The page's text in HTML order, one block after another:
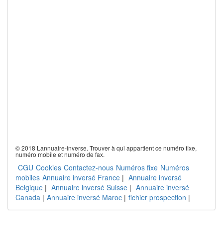
© 2018 Lannuaire-inverse. Trouver à qui appartient ce numéro fixe,
numéro mobile et numéro de fax.
CGU Cookies Contactez-nous Numéros fixe Numéros
mobiles Annuaire inversé France | Annuaire inversé
Belgique | Annuaire inversé Suisse | Annuaire inversé
Canada | Annuaire inversé Maroc | fichier prospection |